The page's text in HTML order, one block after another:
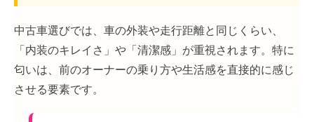
中古車選びでは、車の外装や走行距離と同じくらい、
「内装のキレイさ」や「清潔感」が重視されます。特に
匂いは、前のオーナーの乗り方や生活感を直接的に感じ
させる要素です。